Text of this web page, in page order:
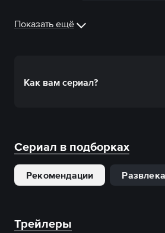
Показать ещё
Как вам сериал?
Сериал в подборках
Рекомендации
Трейлеры